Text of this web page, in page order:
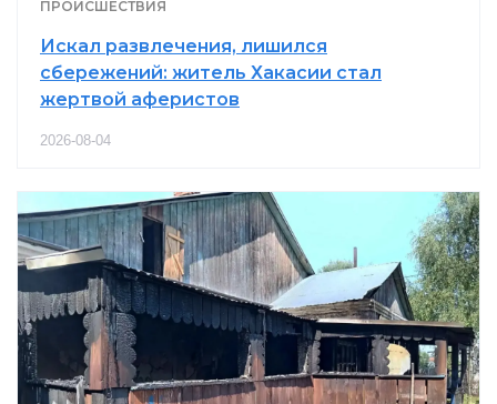
ПРОИСШЕСТВИЯ
Искал развлечения, лишился
сбережений: житель Хакасии стал
жертвой аферистов
2026-08-04